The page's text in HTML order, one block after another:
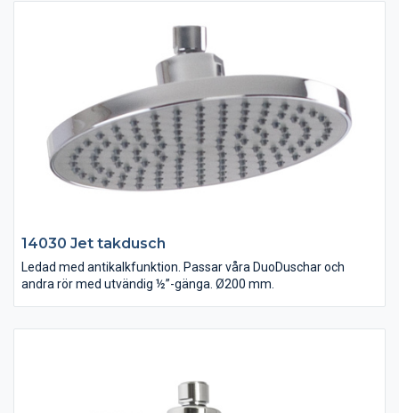
14030 Jet takdusch
Ledad med antikalkfunktion. Passar våra DuoDuschar och
andra rör med utvändig ½”-gänga. Ø200 mm.